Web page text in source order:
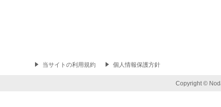
当サイトの利用規約 個人情報保護方針
Copyright ©